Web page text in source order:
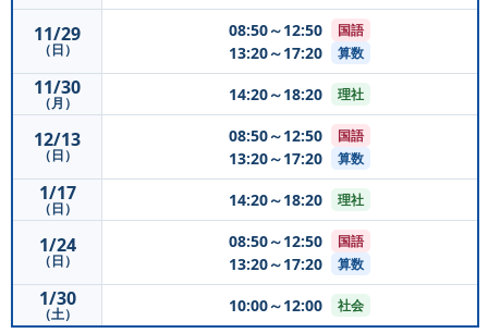
11/29
（日）
08:50～12:50 国語
13:20～17:20 算数
11/30
（月） 14:20～18:20 理社
12/13
（日）
08:50～12:50 国語
13:20～17:20 算数
1/17
（日） 14:20～18:20 理社
1/24
（日）
08:50～12:50 国語
13:20～17:20 算数
1/30
（土） 10:00～12:00 社会